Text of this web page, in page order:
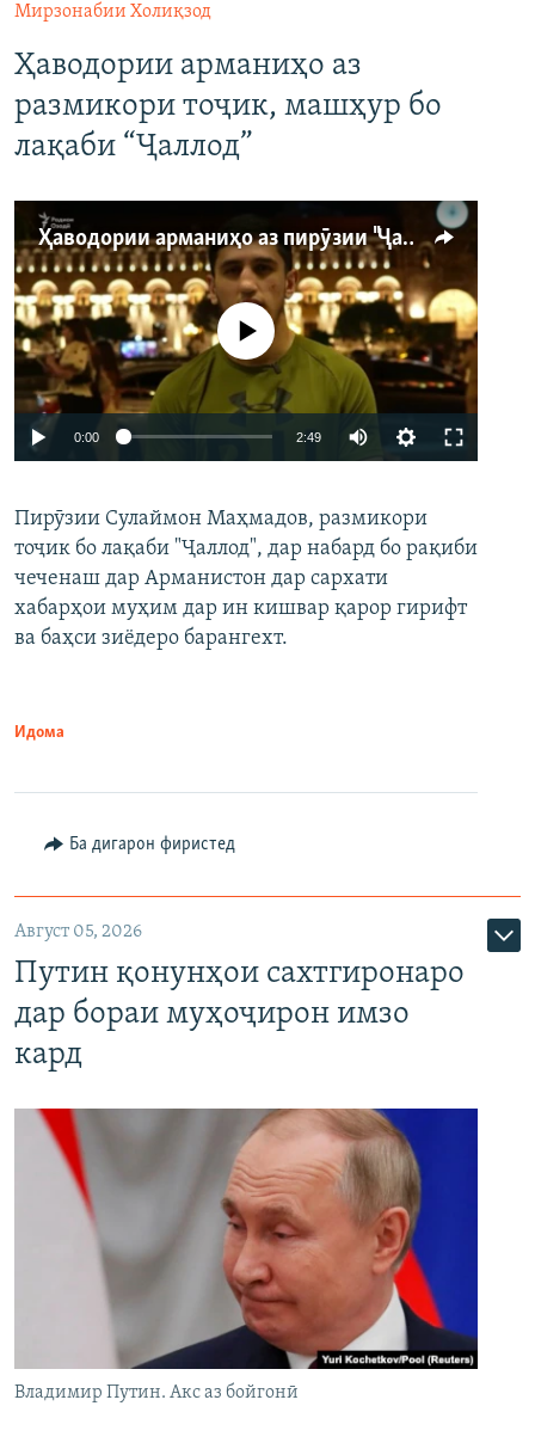
Мирзонабии Холиқзод
Ҳаводории арманиҳо аз
размикори тоҷик, машҳур бо
лақаби “Ҷаллод”
Ҳаводории арманиҳо аз пирӯзии "Ҷаллод"-и тоҷик
Auto 240p 360p 480p
720p 1080p
Феълан кор намекунад
0:00 2:49
360p
480p
Пирӯзии Сулаймон Маҳмадов, размикори
тоҷик бо лақаби "Ҷаллод", дар набард бо рақиби
чеченаш дар Арманистон дар сархати
хабарҳои муҳим дар ин кишвар қарор гирифт
ва баҳси зиёдеро барангехт.
Идома
Ба дигарон фиристед
Август 05, 2026
Путин қонунҳои сахтгиронаро
дар бораи муҳоҷирон имзо
кард
Владимир Путин. Акс аз бойгонӣ